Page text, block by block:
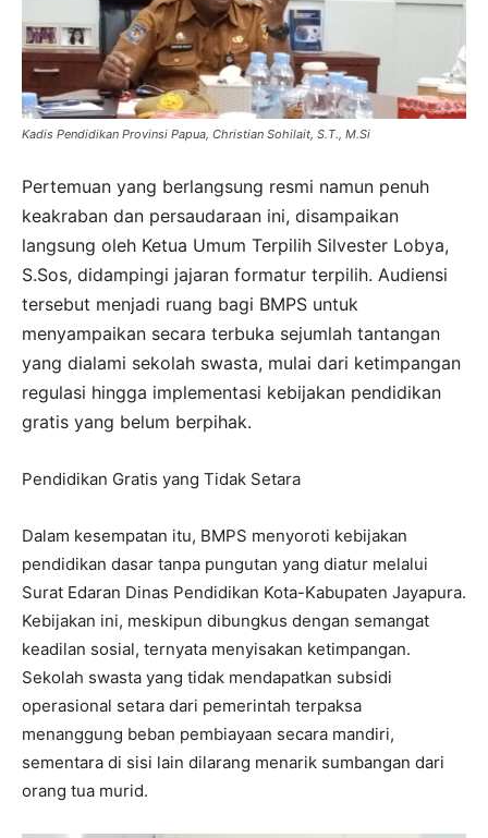
Kadis Pendidikan Provinsi Papua, Christian Sohilait, S.T., M.Si
Pertemuan yang berlangsung resmi namun penuh
keakraban dan persaudaraan ini, disampaikan
langsung oleh Ketua Umum Terpilih Silvester Lobya,
S.Sos, didampingi jajaran formatur terpilih. Audiensi
tersebut menjadi ruang bagi BMPS untuk
menyampaikan secara terbuka sejumlah tantangan
yang dialami sekolah swasta, mulai dari ketimpangan
regulasi hingga implementasi kebijakan pendidikan
gratis yang belum berpihak.
Pendidikan Gratis yang Tidak Setara
Dalam kesempatan itu, BMPS menyoroti kebijakan
pendidikan dasar tanpa pungutan yang diatur melalui
Surat Edaran Dinas Pendidikan Kota-Kabupaten Jayapura.
Kebijakan ini, meskipun dibungkus dengan semangat
keadilan sosial, ternyata menyisakan ketimpangan.
Sekolah swasta yang tidak mendapatkan subsidi
operasional setara dari pemerintah terpaksa
menanggung beban pembiayaan secara mandiri,
sementara di sisi lain dilarang menarik sumbangan dari
orang tua murid.